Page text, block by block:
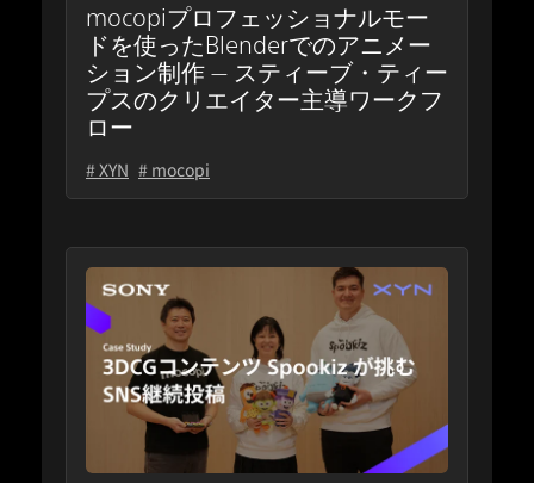
mocopiプロフェッショナルモー
ドを使ったBlenderでのアニメー
ション制作 — スティーブ・ティー
プスのクリエイター主導ワークフ
ロー
# XYN # mocopi